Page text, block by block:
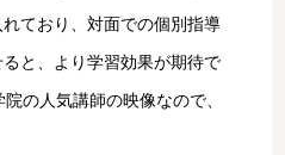
ており、対面での個別指導
と、より学習効果が期待で
の人気講師の映像なので、